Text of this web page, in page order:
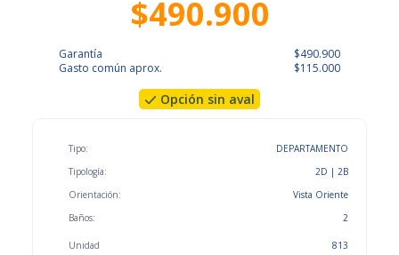
$490.900
Garantía
Gasto común aprox.
$490.900
$115.000
Opción sin aval
Tipo:
Tipología:
Orientación:
Baños:
DEPARTAMENTO
2D | 2B
Vista Oriente
2
Unidad
813